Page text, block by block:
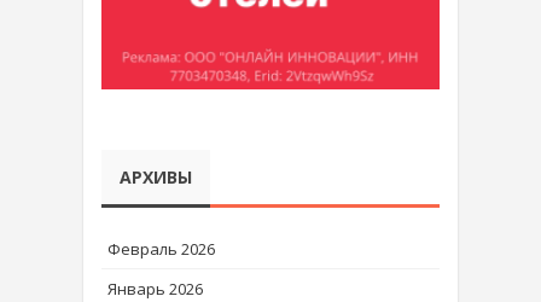
АРХИВЫ
Февраль 2026
Январь 2026